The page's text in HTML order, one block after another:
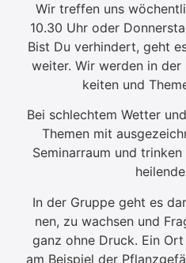
Wir tref­fen uns
10.30 Uhr oder
Bist Du ver­hin­dert, geht
wei­ter. Wir wer­den in
kei­ten und
Bei schlech­tem Wet­ter
The­men mit
Semi­nar­raum und
In der Grup­pe geht es
nen, zu wach­sen und
ganz ohne Druck. Ein
am Bei­spiel der